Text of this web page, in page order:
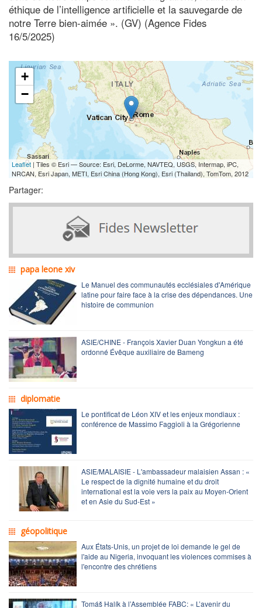
éthique de l’intelligence artificielle et la sauvegarde de
notre Terre bien-aimée ». (GV) (Agence Fides
16/5/2025)
+
−
Leaflet | Tiles © Esri — Source: Esri, DeLorme, NAVTEQ, USGS, Intermap, iPC,
NRCAN, Esri Japan, METI, Esri China (Hong Kong), Esri (Thailand), TomTom, 2012
Partager:
papa leone xiv
Le Manuel des communautés ecclésiales d'Amérique
latine pour faire face à la crise des dépendances. Une
histoire de communion
ASIE/CHINE - François Xavier Duan Yongkun a été
ordonné Évêque auxiliaire de Bameng
diplomatie
Le pontificat de Léon XIV et les enjeux mondiaux :
conférence de Massimo Faggioli à la Grégorienne
ASIE/MALAISIE - L'ambassadeur malaisien Assan : «
Le respect de la dignité humaine et du droit
international est la voie vers la paix au Moyen-Orient
et en Asie du Sud-Est »
géopolitique
Aux États-Unis, un projet de loi demande le gel de
l'aide au Nigeria, invoquant les violences commises à
l'encontre des chrétiens
Tomáš Halík à l’Assemblée FABC: « L’avenir du